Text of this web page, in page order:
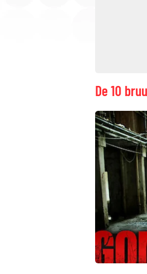
De 10